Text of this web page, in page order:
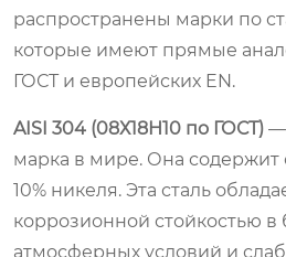
распространены марки по
которые имеют прямые
ГОСТ и европейских EN.
AISI 304 (08Х18Н10 по ГОСТ) —
марка в мире. Она содержит
10% никеля. Эта сталь
коррозионной стойкостью в
атмосферных условий и